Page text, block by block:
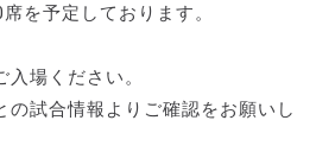
を予定しております。
入場ください。
試合情報よりご確認をお願いし